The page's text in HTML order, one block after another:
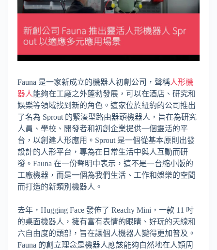
Fauna 是一家新成立的機器人初創公司，聲稱人形機
器人能夠在工廠之外蓬勃發展，可以在酒店、研究和
娛樂等領域找到新的角色。這家位於紐約的公司推出
了名為 Sprout 的緊湊型路由器頭機器人，旨在為研究
人員、學校、開發者和初創企業提供一個靈活的平
台，以創建人形應用。Sprout 是一個從基本原則出發
設計的人形平台，專為在日常生活中與人互動而研
發。Fauna 在一份聲明中表示，這不是一台縮小版的
工廠機器，而是一個為我們生活、工作和娛樂的空間
而打造的新類別機器人。
去年，Hugging Face 發佈了 Reachy Mini，一款 11 吋
的桌面機器人，擁有富有表情的眼睛、好玩的天線和
六自由度的頭部，旨在讓個人機器人變得更加普及。
Fauna 的創立理念是機器人應該能夠自然地在人類周